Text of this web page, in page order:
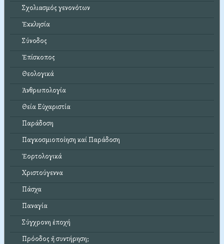
Σχολιασμός γενονότων
Ἐκκλησία
Σύνοδος
Ἐπίσκοπος
Θεολογικά
Ἀνθρωπολογία
Θεία Εὐχαριστία
Παράδοση
Παγκοσμιοποίηση καί Παράδοση
Ἑορτολογικά
Χριστούγεννα
Πάσχα
Παναγία
Σύγχρονη ἐποχή
Πρόοδος ἤ συντήρηση;